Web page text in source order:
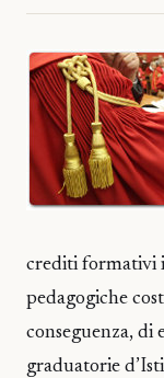
crediti formativi
pedagogiche
conseguenza, di
graduatorie